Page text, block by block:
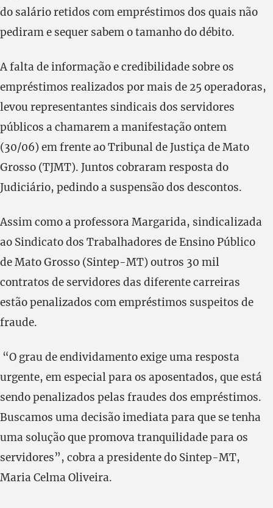
do salário retidos com empréstimos dos quais não
pediram e sequer sabem o tamanho do débito.
A falta de informação e credibilidade sobre os
empréstimos realizados por mais de 25 operadoras,
levou representantes sindicais dos servidores
públicos a chamarem a manifestação ontem
(30/06) em frente ao Tribunal de Justiça de Mato
Grosso (TJMT). Juntos cobraram resposta do
Judiciário, pedindo a suspensão dos descontos.
Assim como a professora Margarida, sindicalizada
ao Sindicato dos Trabalhadores de Ensino Público
de Mato Grosso (Sintep-MT) outros 30 mil
contratos de servidores das diferente carreiras
estão penalizados com empréstimos suspeitos de
fraude.
“O grau de endividamento exige uma resposta
urgente, em especial para os aposentados, que está
sendo penalizados pelas fraudes dos empréstimos.
Buscamos uma decisão imediata para que se tenha
uma solução que promova tranquilidade para os
servidores”, cobra a presidente do Sintep-MT,
Maria Celma Oliveira.